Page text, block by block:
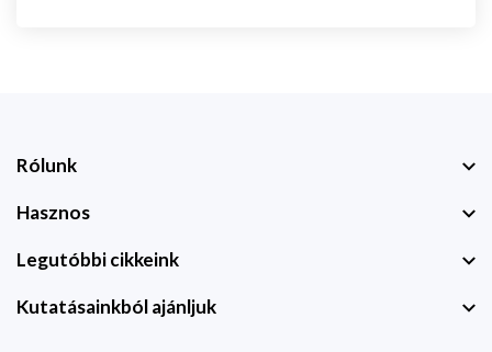
Rólunk
Hasznos
Legutóbbi cikkeink
Kutatásainkból ajánljuk